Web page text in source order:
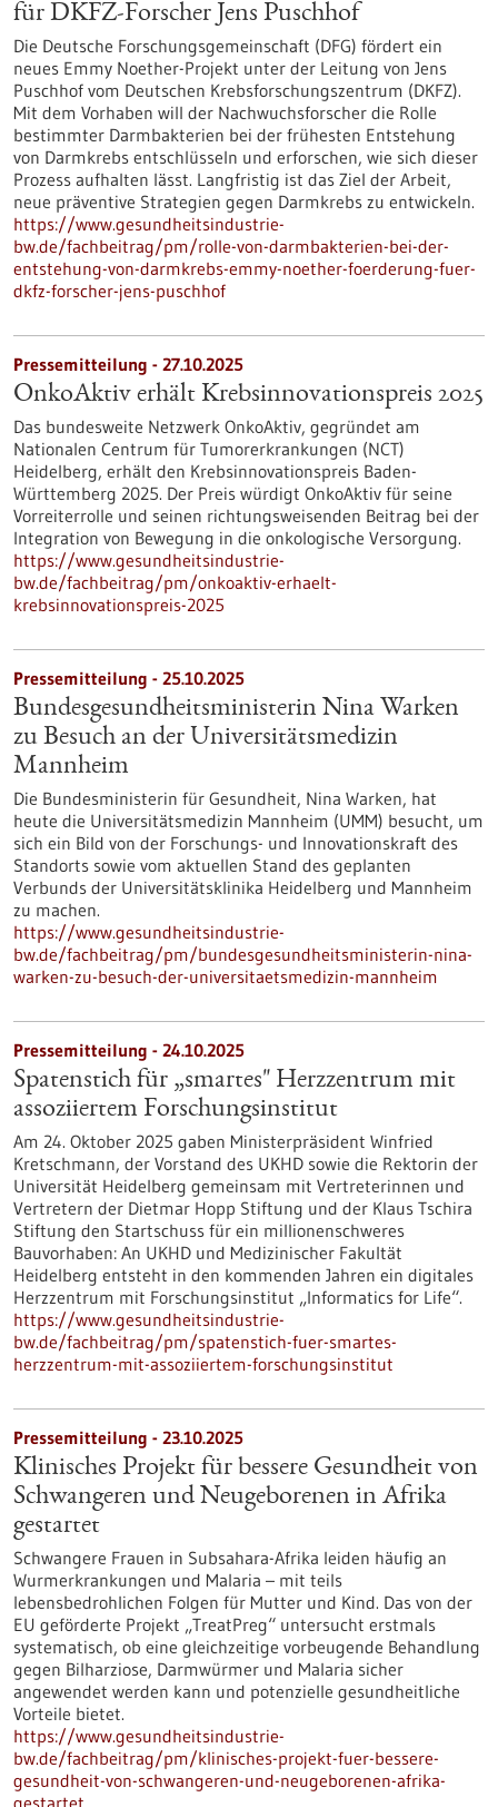
für DKFZ-Forscher Jens Puschhof
Die Deutsche Forschungsgemeinschaft (DFG) fördert ein
neues Emmy Noether-Projekt unter der Leitung von Jens
Puschhof vom Deutschen Krebsforschungszentrum (DKFZ).
Mit dem Vorhaben will der Nachwuchsforscher die Rolle
bestimmter Darmbakterien bei der frühesten Entstehung
von Darmkrebs entschlüsseln und erforschen, wie sich dieser
Prozess aufhalten lässt. Langfristig ist das Ziel der Arbeit,
neue präventive Strategien gegen Darmkrebs zu entwickeln.
https://www.gesundheitsindustrie-
bw.de/fachbeitrag/pm/rolle-von-darmbakterien-bei-der-
entstehung-von-darmkrebs-emmy-noether-foerderung-fuer-
dkfz-forscher-jens-puschhof
Pressemitteilung - 27.10.2025
OnkoAktiv erhält Krebsinnovationspreis 2025
Das bundesweite Netzwerk OnkoAktiv, gegründet am
Nationalen Centrum für Tumorerkrankungen (NCT)
Heidelberg, erhält den Krebsinnovationspreis Baden-
Württemberg 2025. Der Preis würdigt OnkoAktiv für seine
Vorreiterrolle und seinen richtungsweisenden Beitrag bei der
Integration von Bewegung in die onkologische Versorgung.
https://www.gesundheitsindustrie-
bw.de/fachbeitrag/pm/onkoaktiv-erhaelt-
krebsinnovationspreis-2025
Pressemitteilung - 25.10.2025
Bundesgesundheitsministerin Nina Warken
zu Besuch an der Universitätsmedizin
Mannheim
Die Bundesministerin für Gesundheit, Nina Warken, hat
heute die Universitätsmedizin Mannheim (UMM) besucht, um
sich ein Bild von der Forschungs- und Innovationskraft des
Standorts sowie vom aktuellen Stand des geplanten
Verbunds der Universitätsklinika Heidelberg und Mannheim
zu machen.
https://www.gesundheitsindustrie-
bw.de/fachbeitrag/pm/bundesgesundheitsministerin-nina-
warken-zu-besuch-der-universitaetsmedizin-mannheim
Pressemitteilung - 24.10.2025
Spatenstich für „smartes" Herzzentrum mit
assoziiertem Forschungsinstitut
Am 24. Oktober 2025 gaben Ministerpräsident Winfried
Kretschmann, der Vorstand des UKHD sowie die Rektorin der
Universität Heidelberg gemeinsam mit Vertreterinnen und
Vertretern der Dietmar Hopp Stiftung und der Klaus Tschira
Stiftung den Startschuss für ein millionenschweres
Bauvorhaben: An UKHD und Medizinischer Fakultät
Heidelberg entsteht in den kommenden Jahren ein digitales
Herzzentrum mit Forschungsinstitut „Informatics for Life“.
https://www.gesundheitsindustrie-
bw.de/fachbeitrag/pm/spatenstich-fuer-smartes-
herzzentrum-mit-assoziiertem-forschungsinstitut
Pressemitteilung - 23.10.2025
Klinisches Projekt für bessere Gesundheit von
Schwangeren und Neugeborenen in Afrika
gestartet
Schwangere Frauen in Subsahara-Afrika leiden häufig an
Wurmerkrankungen und Malaria – mit teils
lebensbedrohlichen Folgen für Mutter und Kind. Das von der
EU geförderte Projekt „TreatPreg“ untersucht erstmals
systematisch, ob eine gleichzeitige vorbeugende Behandlung
gegen Bilharziose, Darmwürmer und Malaria sicher
angewendet werden kann und potenzielle gesundheitliche
Vorteile bietet.
https://www.gesundheitsindustrie-
bw.de/fachbeitrag/pm/klinisches-projekt-fuer-bessere-
gesundheit-von-schwangeren-und-neugeborenen-afrika-
gestartet